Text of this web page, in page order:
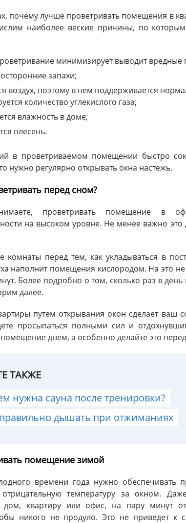
почему лучше проветривать помещения в
наиболее веские причины, по
минимизирует выводит вредные
запахи;
воздух, поэтому в нем поддерживается
количество углекислого газа;
влажность в доме;
плесень.
в проветриваемом помещении быстро
нужно регулярно открывать окна настежь.
перед сном?
проветривать помещение в
на высоком уровне. Не менее важно
комнаты перед тем, как укладываться в
наполнит помещения кислородом. На это
Более подробно о том, сколько раз в
далее.
путем открывания окон сделает ваш
просыпаться полными сил и
днем, а особенно делайте это
ТАКЖЕ
нужна сауна после тренировки?
дышать при отжиманиях
помещение зимой
времени года нужно обеспечивать
температуру за окном.
дом, квартиру или офис, на пару минут
никого не продуло. Это не приведет